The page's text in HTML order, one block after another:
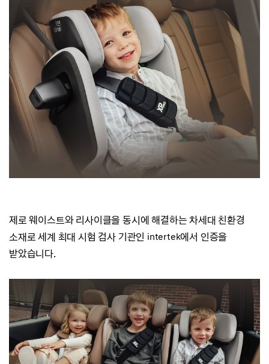
제로 웨이스트와 리사이클을 동시에 해결하는 차세대 친환경
소재로세계 최대 시험 검사 기관인 intertek에서 인증을
받았습니다.